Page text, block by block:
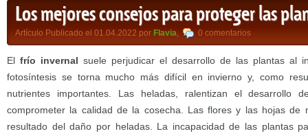
Los mejores consejos para proteger las
Artículo Publicado el 01.04.2022 por Flavia, 0 comentarios
El frío invernal suele perjudicar el desarrollo de las plantas al
fotosíntesis se torna mucho más difícil en invierno y, como
nutrientes importantes. Las heladas, ralentizan el desarrollo
comprometer la calidad de la cosecha. Las flores y las hojas de
resultado del daño por heladas. La incapacidad de las plantas